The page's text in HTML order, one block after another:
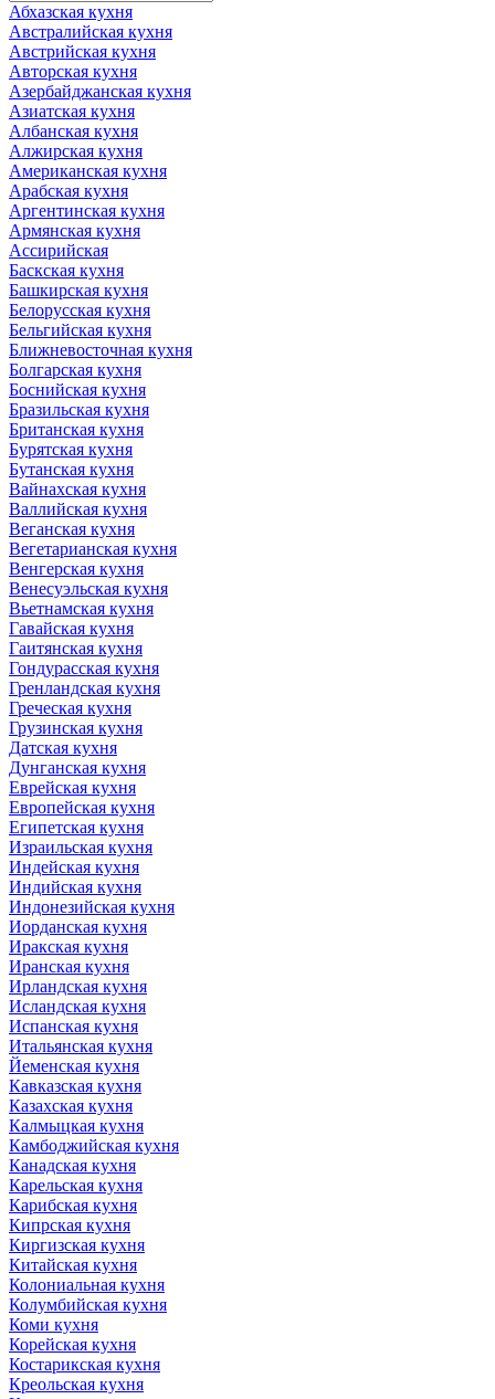
Абхазская кухня
Австралийская кухня
Австрийская кухня
Авторская кухня
Азербайджанская кухня
Азиатская кухня
Албанская кухня
Алжирская кухня
Американская кухня
Арабская кухня
Аргентинская кухня
Армянская кухня
Ассирийская
Баскская кухня
Башкирская кухня
Белорусская кухня
Бельгийская кухня
Ближневосточная кухня
Болгарская кухня
Боснийская кухня
Бразильская кухня
Британская кухня
Бурятская кухня
Бутанская кухня
Вайнахская кухня
Валлийская кухня
Веганская кухня
Вегетарианская кухня
Венгерская кухня
Венесуэльская кухня
Вьетнамская кухня
Гавайская кухня
Гаитянская кухня
Гондурасская кухня
Гренландская кухня
Греческая кухня
Грузинская кухня
Датская кухня
Дунганская кухня
Еврейская кухня
Европейская кухня
Египетская кухня
Израильская кухня
Индейская кухня
Индийская кухня
Индонезийская кухня
Иорданская кухня
Иракская кухня
Иранская кухня
Ирландская кухня
Исландская кухня
Испанская кухня
Итальянская кухня
Йеменская кухня
Кавказская кухня
Казахская кухня
Калмыцкая кухня
Камбоджийская кухня
Канадская кухня
Карельская кухня
Карибская кухня
Кипрская кухня
Киргизская кухня
Китайская кухня
Колониальная кухня
Колумбийская кухня
Коми кухня
Корейская кухня
Костарикская кухня
Креольская кухня